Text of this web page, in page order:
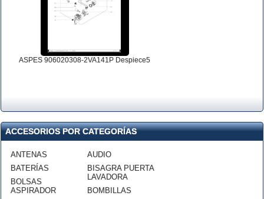
ASPES 906020308-2VA141P Despiece5
ACCESORIOS POR CATEGORÍAS
ANTENAS
BATERÍAS
BOLSAS
ASPIRADOR
AUDIO
BISAGRA PUERTA
LAVADORA
BOMBILLAS